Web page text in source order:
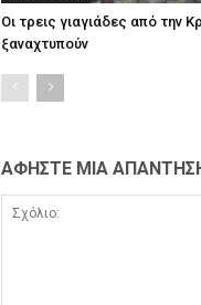
Οι τρεις γιαγιάδες από την
ξαναχτυπούν
ΑΦΗΣΤΕ ΜΙΑ